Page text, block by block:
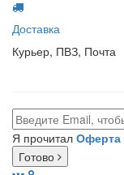
Доставка
Курьер, ПВЗ, Почта
Я прочитал Оферта
Готово